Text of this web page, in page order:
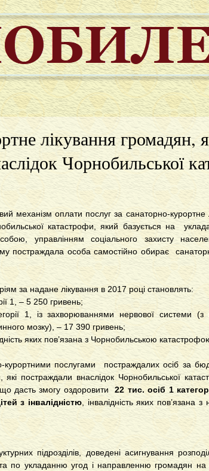
лікування громадян,
Чорнобильської
механізм оплати послуг за санаторно-курортне
катастрофи, який базується на
управлінням соціального захисту
постраждала особа самостійно обирає
за надане лікування в 2017 році становлять:
1, – 5 250 гривень;
1, із захворюваннями нервової системи (з
мозку), – 17 390 гривень;
яких пов’язана з Чорнобильською
курортними послугами постраждалих осіб за
які постраждали внаслідок Чорнобильської
дасть змогу оздоровити22 тис. осіб 1
з інвалідністю, інвалідність яких пов’язана з
підрозділів, доведені асигнування
по укладанню угод і направленню громадян на